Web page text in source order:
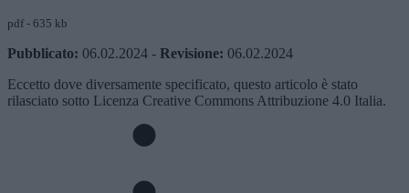
pdf - 635 kb
Pubblicato: 06.02.2024 - Revisione: 06.02.2024
Eccetto dove diversamente specificato, questo articolo è stato
rilasciato sotto Licenza Creative Commons Attribuzione 4.0 Italia.